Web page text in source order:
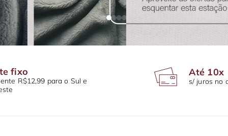
fixo
R$12,99 para o Sul e
Até 10x
s/ juros no